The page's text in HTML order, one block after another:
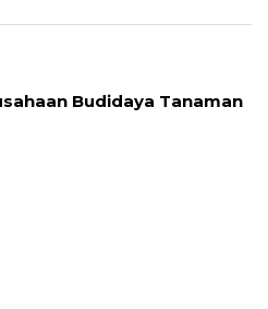
Budidaya Tanaman